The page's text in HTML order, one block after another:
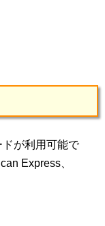
が利用可能で
Express、